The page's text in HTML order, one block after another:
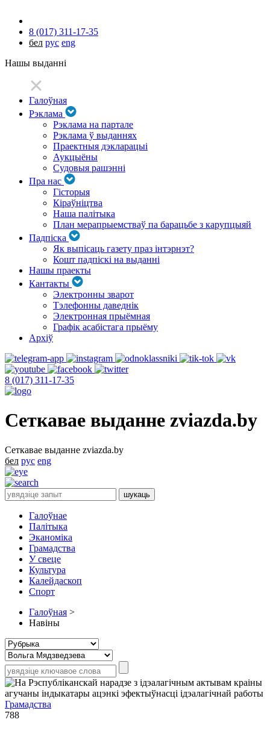
8 (017) 311-17-35
бел рус eng
Нашы выданні
Галоўная
Рэклама
Рэклама на партале
Рэклама ў выданнях
Праектныя дэкларацыі
Аукцыёны
Судовыя рашэнні
Пра нас
Гісторыя
Кіраўніцтва
Наша палітыка
План мерапрыемстваў па барацьбе з карупцыяй
Падпіска
Як выпісаць газету праз інтэрнэт?
Кошт падпіскі на выданні
Нашы праекты
Кантакты
Электронны зварот
Тэлефонны даведнік
Электронная прыёмная
Графік асабістага прыёму
Архіў
8 (017) 311-17-35
Сеткавае выданне zviazda.by
Сеткавае выданне zviazda.by
бел рус eng
Галоўнае
Палітыка
Эканоміка
Грамадства
У свеце
Культура
Калейдаскоп
Спорт
Галоўная >
Навіны
Грамадства
788